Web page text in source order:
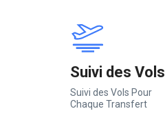
Suivi des Vols
Suivi des Vols Pour
Chaque Transfert